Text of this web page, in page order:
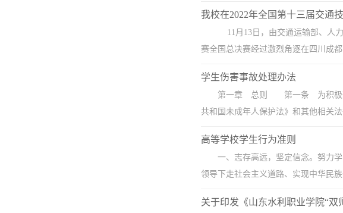
我校在2022年全国第十三届交通
11月13日，由交通运输部、人
赛全国总决赛经过激烈角逐在四川成
学生伤害事故处理办法
第一章 总则 第一条 为积极预
共和国未成年人保护法》和其他相
高等学校学生行为准则
一、志存高远，坚定信念。努力
领导下走社会主义道路、实现中华民
关于印发《山东水利职业学院“